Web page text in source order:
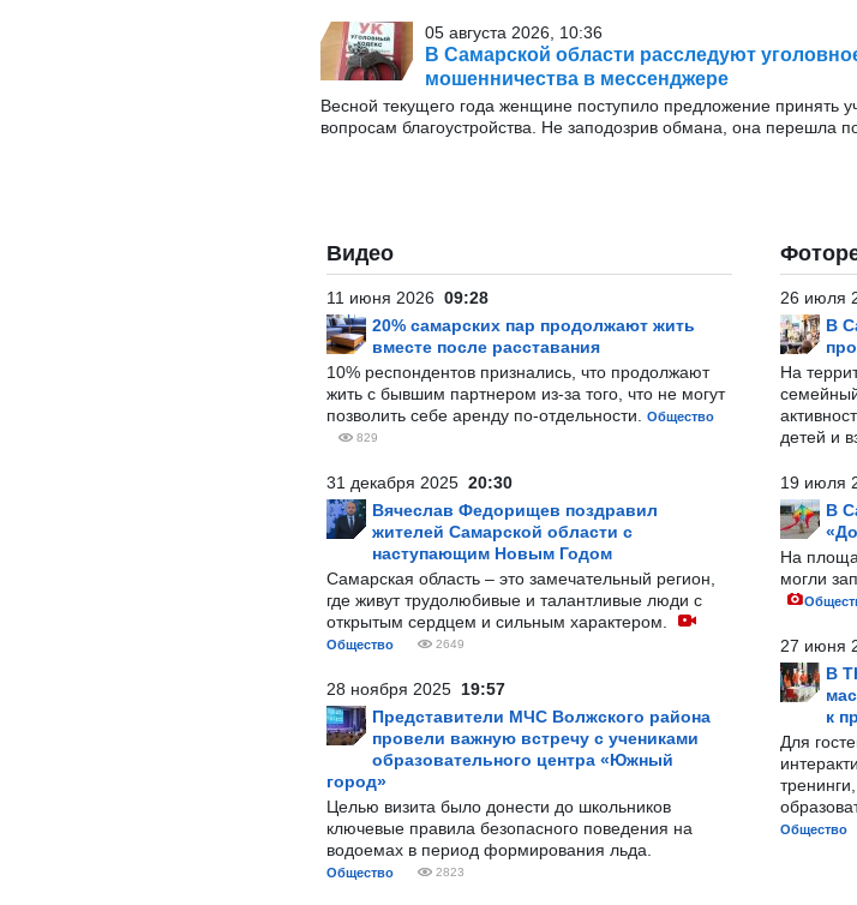
05 августа 2026, 10:36
В Самарской области расследуют
мошенничества в мессенджере
Весной текущего года женщине поступило предложение принять
вопросам благоустройства. Не заподозрив обмана, она перешла
Видео
11 июня 2026 09:28
20% самарских пар продолжают жить
вместе после расставания
10% респондентов признались, что продолжают
жить с бывшим партнером из-за того, что не могут
позволить себе аренду по-отдельности.
Общество
829
31 декабря 2025 20:30
Вячеслав Федорищев поздравил
жителей Самарской области с
наступающим Новым Годом
Самарская область – это замечательный регион,
где живут трудолюбивые и талантливые люди с
открытым сердцем и сильным характером.
Общество 2649
28 ноября 2025 19:57
Представители МЧС Волжского района
провели важную встречу с учениками
образовательного центра «Южный
город»
Целью визита было донести до школьников
ключевые правила безопасного поведения на
водоемах в период формирования льда.
Общество 2823
26 июля
В
На
детей и
19 июля
В
На
могли
27 июня
В
к
Для
Общество